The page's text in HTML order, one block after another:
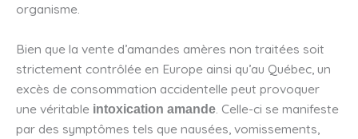
organisme.
Bien que la vente d’amandes amères non traitées soit
strictement contrôlée en Europe ainsi qu’au Québec, un
excès de consommation accidentelle peut provoquer
une véritable intoxication amande . Celle-ci se manifeste
par des symptômes tels que nausées, vomissements,